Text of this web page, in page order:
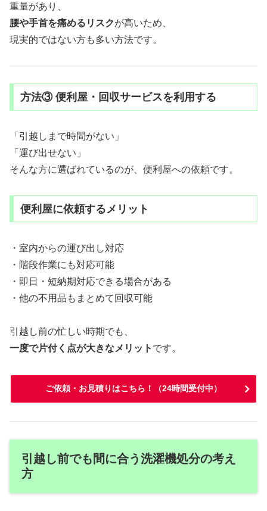
重量があり、
腰や手首を痛めるリスクが高いため、
現実的ではない方も多い方法です。
方法③ 便利屋・回収サービスを利用する
「引越しまで時間がない」
「運び出せない」
そんな方に選ばれているのが、便利屋への依頼です。
便利屋に依頼するメリット
・室内からの運び出し対応
・階段作業にも対応可能
・即日・短納期対応できる場合がある
・他の不用品もまとめて回収可能
引越し前の忙しい時期でも、
一度で片付く点が大きなメリット です。
ご依頼・お見積りはこちら！（24時間受付中）
引越し前でも間に合う洗濯機処分の考え
方